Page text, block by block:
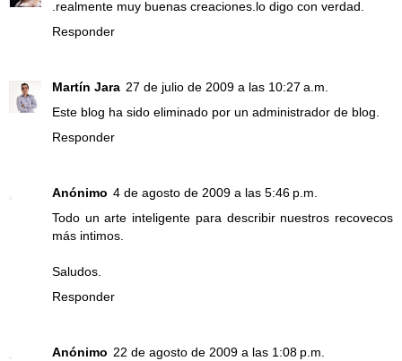
.realmente muy buenas creaciones.lo digo con verdad.
Responder
Martín Jara 27 de julio de 2009 a las 10:27 a.m.
Este blog ha sido eliminado por un administrador de blog.
Responder
Anónimo 4 de agosto de 2009 a las 5:46 p.m.
Todo un arte inteligente para describir nuestros recovecos
más intimos.
Saludos.
Responder
Anónimo 22 de agosto de 2009 a las 1:08 p.m.